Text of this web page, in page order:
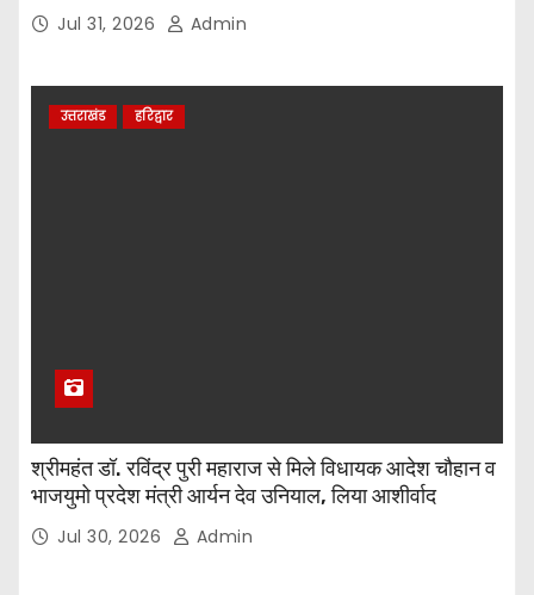
Jul 31, 2026 Admin
उत्तराखंड हरिद्वार
श्रीमहंत डॉ. रविंद्र पुरी महाराज से मिले विधायक आदेश चौहान व
भाजयुमो प्रदेश मंत्री आर्यन देव उनियाल, लिया आशीर्वाद
Jul 30, 2026 Admin